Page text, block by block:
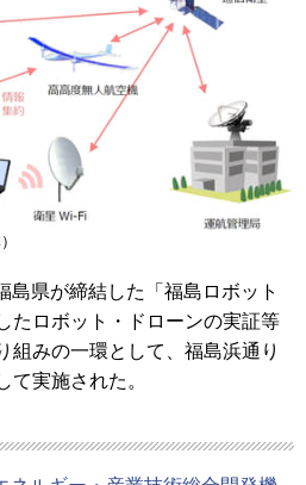
島県が締結した「福島ロボット
たロボット・ドローンの実証等
組みの一環として、福島浜通り
て実施された。